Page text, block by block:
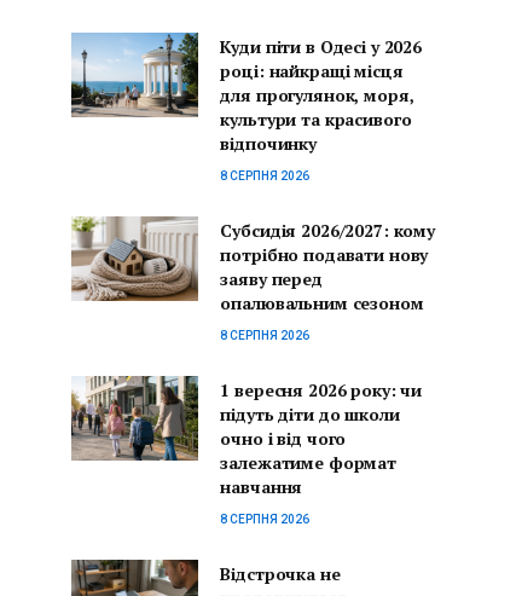
Куди піти в Одесі у 2026
році: найкращі місця
для прогулянок, моря,
культури та красивого
відпочинку
8 СЕРПНЯ 2026
Субсидія 2026/2027: кому
потрібно подавати нову
заяву перед
опалювальним сезоном
8 СЕРПНЯ 2026
1 вересня 2026 року: чи
підуть діти до школи
очно і від чого
залежатиме формат
навчання
8 СЕРПНЯ 2026
Відстрочка не